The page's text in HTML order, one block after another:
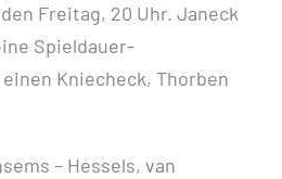
Freitag, 20 Uhr. Janeck
Spieldauer-
Kniecheck, Thorben
– Hessels, van